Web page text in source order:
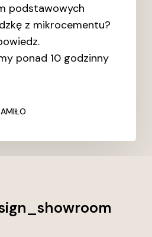
podstawowych
z mikrocementu?
ponad 10 godzinny